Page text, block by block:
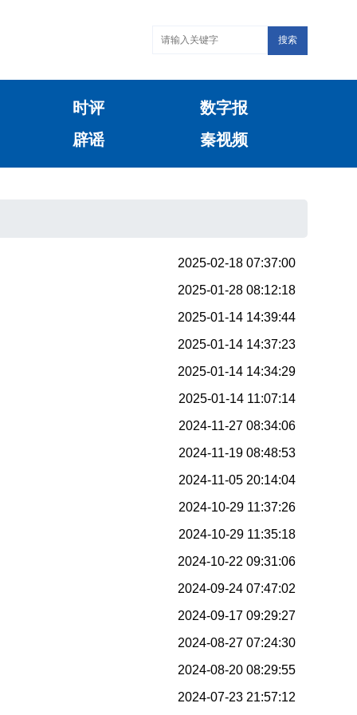
搜索
时评
数字报
辟谣 秦视频
2025-02-18 07:37:00
2025-01-28 08:12:18
2025-01-14 14:39:44
2025-01-14 14:37:23
2025-01-14 14:34:29
2025-01-14 11:07:14
2024-11-27 08:34:06
2024-11-19 08:48:53
2024-11-05 20:14:04
2024-10-29 11:37:26
2024-10-29 11:35:18
2024-10-22 09:31:06
2024-09-24 07:47:02
2024-09-17 09:29:27
2024-08-27 07:24:30
2024-08-20 08:29:55
2024-07-23 21:57:12